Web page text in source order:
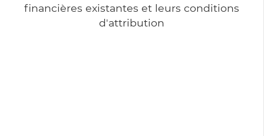
financières existantes et leurs conditions
d'attribution